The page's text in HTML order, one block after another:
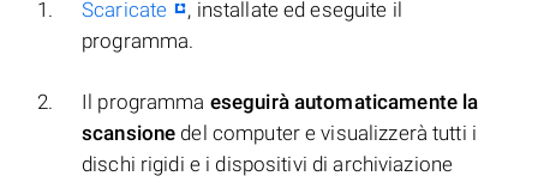
Scaricate
, installate ed eseguite il
programma.
Il programma eseguirà automaticamente la
scansione del computer e visualizzerà tutti i
dischi rigidi e i dispositivi di archiviazione